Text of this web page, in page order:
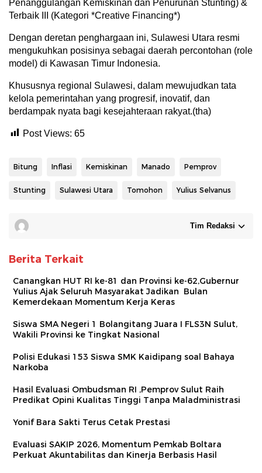
Penanggulangan Kemiskinan dan Penurunan Stunting) &
Terbaik III (Kategori *Creative Financing*)
Dengan deretan penghargaan ini, Sulawesi Utara resmi
mengukuhkan posisinya sebagai daerah percontohan (role
model) di Kawasan Timur Indonesia.
Khususnya regional Sulawesi, dalam mewujudkan tata
kelola pemerintahan yang progresif, inovatif, dan
berdampak nyata bagi kesejahteraan rakyat.(tha)
Post Views: 65
Bitung Inflasi Kemiskinan Manado Pemprov
Stunting Sulawesi Utara Tomohon Yulius Selvanus
Tim Redaksi
Berita Terkait
Canangkan HUT RI ke-81 dan Provinsi ke-62,Gubernur
Yulius Ajak Seluruh Masyarakat Jadikan Bulan
Kemerdekaan Momentum Kerja Keras
Siswa SMA Negeri 1 Bolangitang Juara I FLS3N Sulut,
Wakili Provinsi ke Tingkat Nasional
Polisi Edukasi 153 Siswa SMK Kaidipang soal Bahaya
Narkoba
Hasil Evaluasi Ombudsman RI ,Pemprov Sulut Raih
Predikat Opini Kualitas Tinggi Tanpa Maladministrasi
Yonif Bara Sakti Terus Cetak Prestasi
Evaluasi SAKIP 2026, Momentum Pemkab Boltara
Perkuat Akuntabilitas dan Kinerja Berbasis Hasil